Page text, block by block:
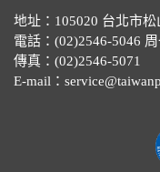
地址：105020 台北市
電話：(02)2546-5046
傳真：(02)2546-5071
E-mail：